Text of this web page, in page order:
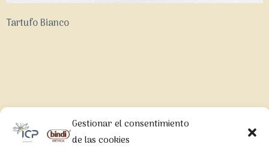
Gestionar el consentimiento
de las cookies
Tartufo Bianco
LEGAL